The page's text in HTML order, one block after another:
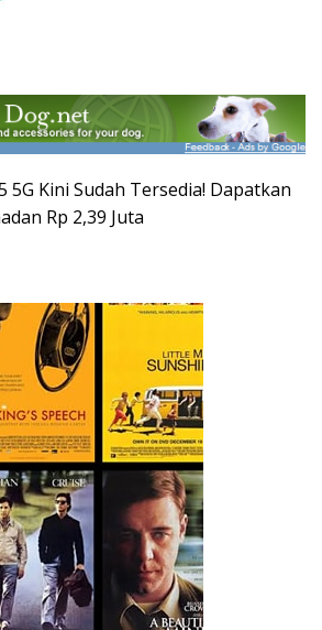
Kini Sudah Tersedia! Dapatkan
Rp 2,39 Juta